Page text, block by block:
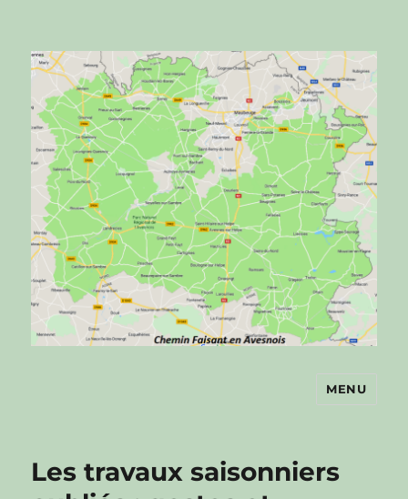
Chemin faisant en Avesnois
MENU
Les travaux saisonniers